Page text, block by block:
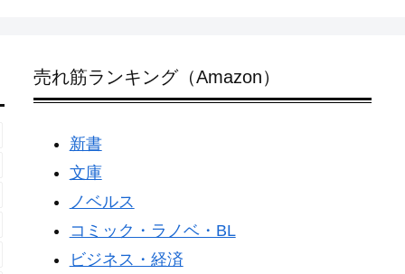
売れ筋ランキング（Amazon）
新書
文庫
ノベルス
コミック・ラノベ・BL
ビジネス・経済